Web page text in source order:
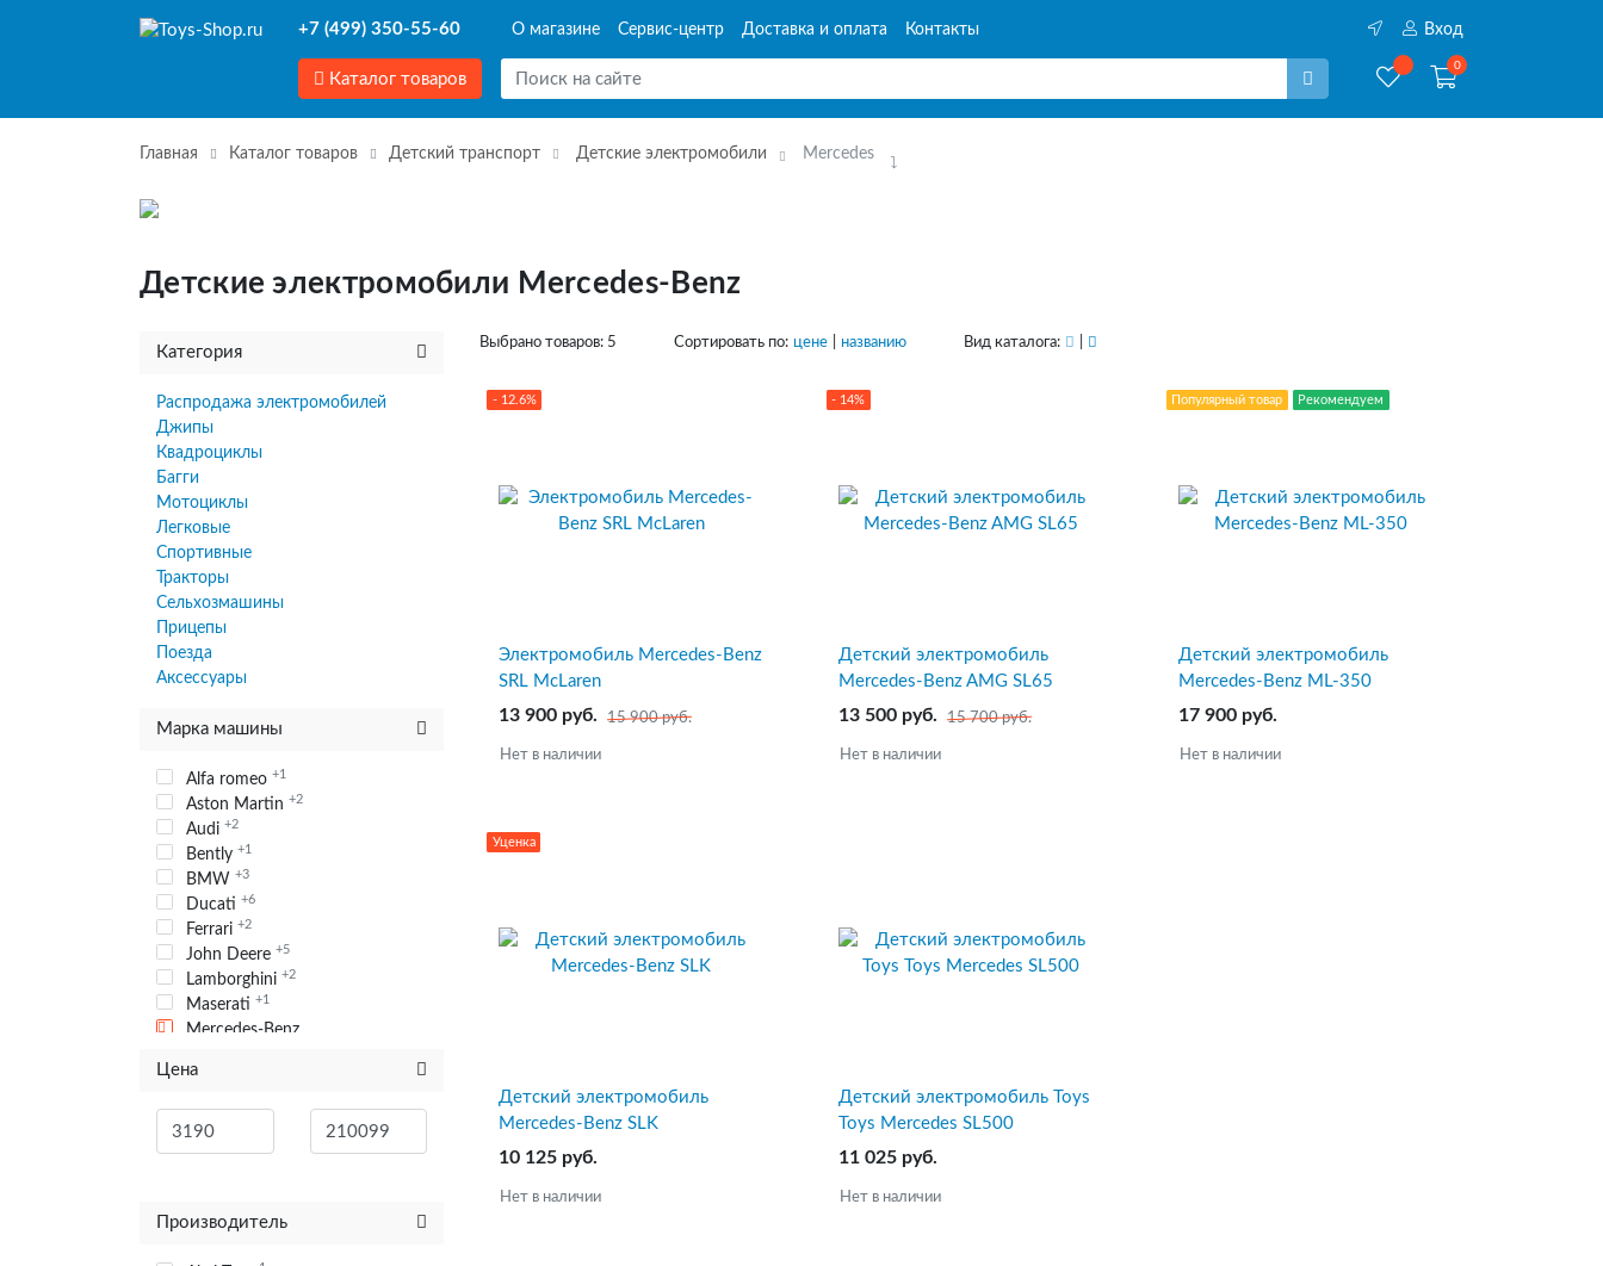
+7 (499) 350-55-60 О магазине Сервис-центр Доставка и оплата Контакты Вход
Каталог товаров
0
Главная Каталог товаров Детский транспорт Детские электромобили Mercedes
Детские электромобили Mercedes-Benz
Категория
Распродажа электромобилей
Джипы
Квадроциклы
Багги
Мотоциклы
Легковые
Спортивные
Тракторы
Сельхозмашины
Прицепы
Поезда
Аксессуары
Марка машины
Alfa romeo +1
Aston Martin +2
Audi +2
Bently +1
BMW +3
Ducati +6
Ferrari +2
John Deere +5
Lamborghini +2
Maserati +1
Mercedes-Benz
Range Rover
Toyota
Vespa
Volkswagen
Цена
Производитель
Выбрано товаров: 5 Сортировать по: цене названию Вид каталога:
- 12.6%
Электромобиль Mercedes-Benz
SRL McLaren
13 900 руб. 15 900 руб.
Нет в наличии
- 14%
Детский электромобиль
Mercedes-Benz AMG SL65
13 500 руб. 15 700 руб.
Нет в наличии
Популярный товар Рекомендуем
Детский электромобиль
Mercedes-Benz ML-350
17 900 руб.
Нет в наличии
Уценка
Детский электромобиль
Mercedes-Benz SLK
10 125 руб.
Нет в наличии
Детский электромобиль Toys
Toys Mercedes SL500
11 025 руб.
Нет в наличии